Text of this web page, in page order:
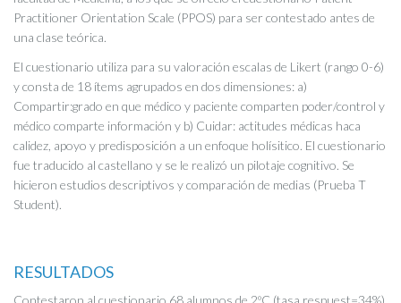
Practitioner Orientation Scale (PPOS) para ser contestado antes de
una clase teórica.
El cuestionario utiliza para su valoración escalas de Likert (rango 0-6)
y consta de 18 ítems agrupados en dos dimensiones: a)
Compartir:grado en que médico y paciente comparten poder/control y
médico comparte información y b) Cuidar: actitudes médicas haca
calidez, apoyo y predisposición a un enfoque holísitico. El cuestionario
fue traducido al castellano y se le realizó un pilotaje cognitivo. Se
hicieron estudios descriptivos y comparación de medias (Prueba T
Student).
RESULTADOS